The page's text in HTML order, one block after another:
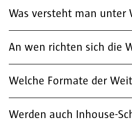
Was versteht man unter
An wen richten sich die
Welche Formate der
Werden auch Inhouse-